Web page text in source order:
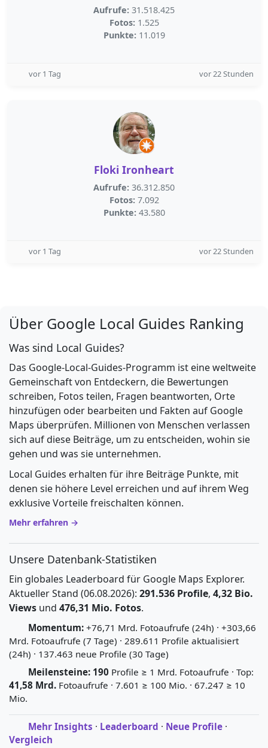
Aufrufe: 31.518.425
Fotos: 1.525
Punkte: 11.019
vor 1 Tag vor 22 Stunden
Floki Ironheart
Aufrufe: 36.312.850
Fotos: 7.092
Punkte: 43.580
vor 1 Tag vor 22 Stunden
Über Google Local Guides Ranking
Was sind Local Guides?
Das Google-Local-Guides-Programm ist eine weltweite
Gemeinschaft von Entdeckern, die Bewertungen
schreiben, Fotos teilen, Fragen beantworten, Orte
hinzufügen oder bearbeiten und Fakten auf Google
Maps überprüfen. Millionen von Menschen verlassen
sich auf diese Beiträge, um zu entscheiden, wohin sie
gehen und was sie unternehmen.
Local Guides erhalten für ihre Beiträge Punkte, mit
denen sie höhere Level erreichen und auf ihrem Weg
exklusive Vorteile freischalten können.
Mehr erfahren →
Unsere Datenbank-Statistiken
Ein globales Leaderboard für Google Maps Explorer.
Aktueller Stand (06.08.2026): 291.536 Profile, 4,32 Bio.
Views und 476,31 Mio. Fotos.
Momentum: +76,71 Mrd. Fotoaufrufe (24h) · +303,66
Mrd. Fotoaufrufe (7 Tage) · 289.611 Profile aktualisiert
(24h) · 137.463 neue Profile (30 Tage)
Meilensteine: 190 Profile ≥ 1 Mrd. Fotoaufrufe · Top:
41,58 Mrd. Fotoaufrufe · 7.601 ≥ 100 Mio. · 67.247 ≥ 10
Mio.
Mehr Insights · Leaderboard · Neue Profile ·
Vergleich